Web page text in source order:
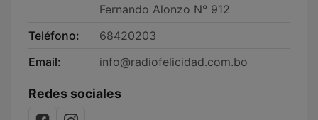
Fernando Alonzo N° 912
Teléfono:
68420203
Email:
info@radiofelicidad.com.bo
Redes sociales